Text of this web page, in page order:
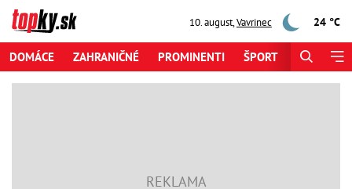
10. august,Vavrinec 24 °C
DOMÁCE ZAHRANIČNÉ PROMINENTI ŠPORT